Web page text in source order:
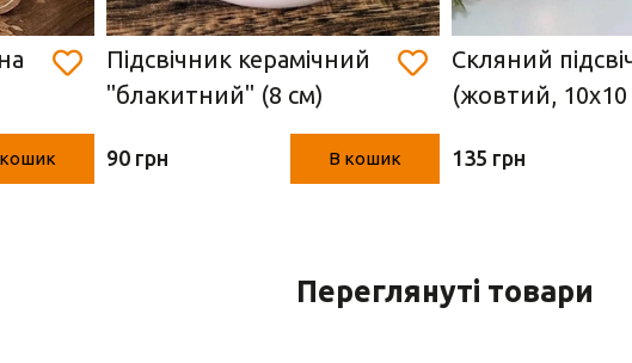
Підсвічник керамічний
"блакитний" (8 см)
90 грн В кошик
Скляний
(жовтий, 10х10
135 грн
Переглянуті товари